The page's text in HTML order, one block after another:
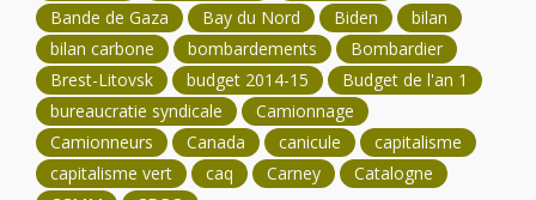
Bande de Gaza
Bay du Nord Biden
bilan
bilan carbone
bombardements
Bombardier
Brest-Litovsk
budget 2014-15
Budget de l'an 1
bureaucratie syndicale
Camionnage
Camionneurs
Canada canicule
capitalisme
capitalisme vert
caq Carney
Catalogne